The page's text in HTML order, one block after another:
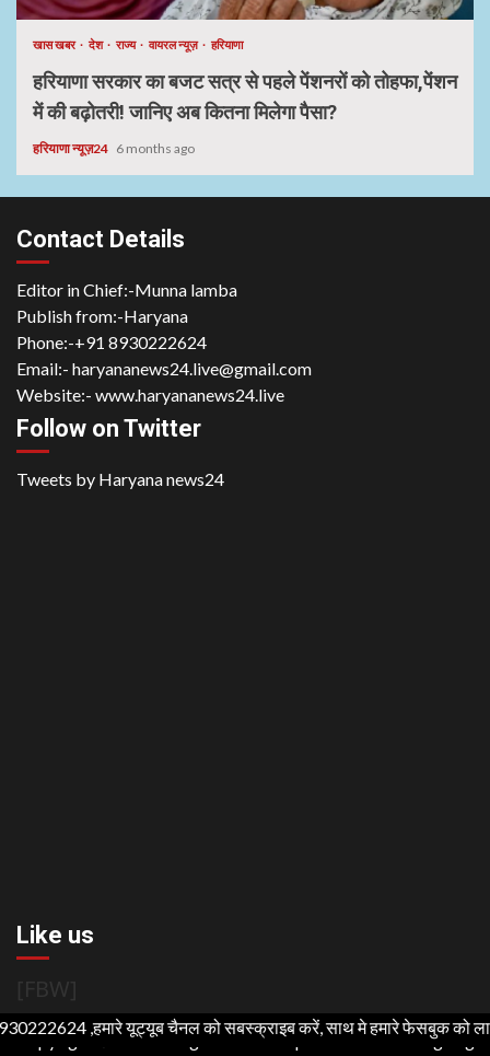
खास खबर देश राज्य वायरल न्यूज़ हरियाणा
हरियाणा सरकार का बजट सत्र से पहले पेंशनरों को तोहफा,पेंशन
में की बढ़ोतरी! जानिए अब कितना मिलेगा पैसा?
हरियाणा न्यूज़24 6 months ago
Contact Details
Editor in Chief:-Munna lamba
Publish from:-Haryana
Phone:-+91 8930222624
Email:- haryananews24.live@gmail.com
Website:- www.haryananews24.live
Follow on Twitter
Tweets by Haryana news24
Like us
[FBW]
Copyright ©2021 All rights reserved | For Website Designing
,हमारे यूट्यूब चैनल को सबस्क्राइब करें, साथ मे हमारे फेसबुक को लाइक जरूर